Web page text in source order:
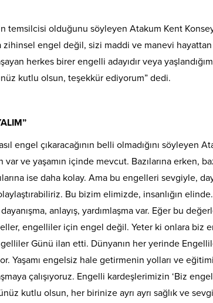
temsilcisi olduğunu söyleyen Atakum Kent
zihinsel engel değil, sizi maddi ve manevi
herkes birer engelli adayıdır veya
kutlu olsun, teşekkür ediyorum” dedi.
engel çıkaracağının belli olmadığını söyleyen
ve yaşamın içinde mevcut. Bazılarına erken,
ise daha kolay. Ama bu engelleri sevgiyle,
Bu bizim elimizde, insanlığın
anlayış, yardımlaşma var. Eğer bu
engelliler için engel değil. Yeter ki onlara biz
Günü ilan etti. Dünyanın her yerinde
Yaşamı engelsiz hale getirmenin yolları ve
çalışıyoruz. Engelli kardeşlerimizin ‘Biz
kutlu olsun, her birinize ayrı ayrı sağlık ve